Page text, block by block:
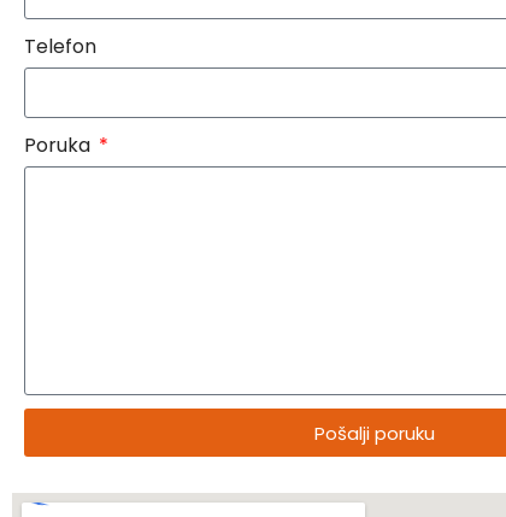
Telefon
Poruka
Pošalji poruku